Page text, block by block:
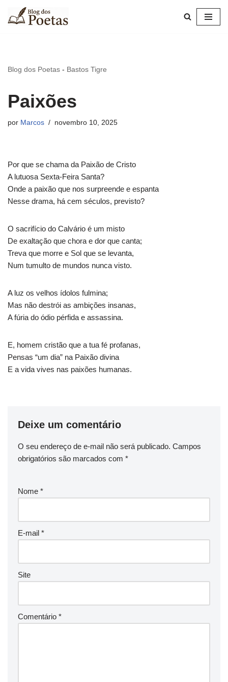
Pular
Blog dos Poetas - Bastos Tigre
Paixões
por Marcos novembro 10, 2025
Por que se chama da Paixão de Cristo
A lutuosa Sexta-Feira Santa?
Onde a paixão que nos surpreende e espanta
Nesse drama, há cem séculos, previsto?
O sacrifício do Calvário é um misto
De exaltação que chora e dor que canta;
Treva que morre e Sol que se levanta,
Num tumulto de mundos nunca visto.
A luz os velhos ídolos fulmina;
Mas não destrói as ambições insanas,
A fúria do ódio pérfida e assassina.
E, homem cristão que a tua fé profanas,
Pensas “um dia” na Paixão divina
E a vida vives nas paixões humanas.
Deixe um comentário
O seu endereço de e-mail não será publicado. Campos
obrigatórios são marcados com *
Nome *
E-mail *
Site
Comentário *